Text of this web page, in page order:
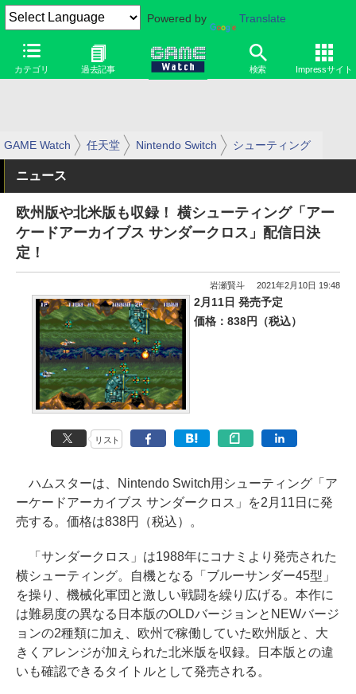
Powered by Translate
カテゴリ 過去記事 検索 Impressサイト
GAME Watch 任天堂 Nintendo Switch シューティング
ニュース
欧州版や北米版も収録！ 横シューティング「アー
ケードアーカイブス サンダークロス」配信日決
定！
岩瀬賢斗 2021年2月10日 19:48
2月11日 発売予定
価格：838円（税込）
リスト
ハムスターは、Nintendo Switch用シューティング「ア
ーケードアーカイブス サンダークロス」を2月11日に発
売する。価格は838円（税込）。
「サンダークロス」は1988年にコナミより発売された
横シューティング。自機となる「ブルーサンダー45型」
を操り、機械化軍団と激しい戦闘を繰り広げる。本作に
は難易度の異なる日本版のOLDバージョンとNEWバージ
ョンの2種類に加え、欧州で稼働していた欧州版と、大
きくアレンジが加えられた北米版を収録。日本版との違
いも確認できるタイトルとして発売される。